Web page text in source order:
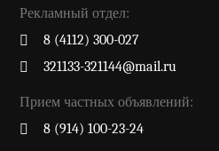
Рекламный отдел:
8 (4112) 300-027
321133-321144@mail.ru
Прием частных объявлений:
8 (914) 100-23-24